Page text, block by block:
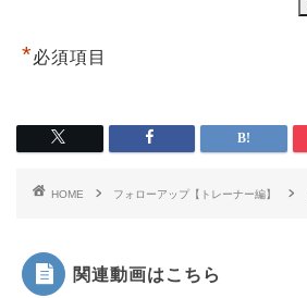
*必須項目
HOME フォローアップ【トレーナー編】
関連動画はこちら